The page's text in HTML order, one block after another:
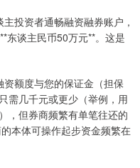
投资者通畅融资融券账户，
东谈主民币50万元**。这是
额度与您的保证金（担保
需几千元或更少（举例，用
，但券商频繁有单笔往还的
本体可操作起步资金频繁在